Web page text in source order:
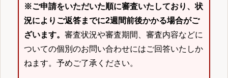
※ご申請をいただいた順に審査いたしており、状
況によりご返答までに2週間前後かかる場合がご
ざいます。 審査状況や審査期間、審査内容などに
ついての個別のお問い合わせにはご回答いたしか
ねます。予めご了承ください。